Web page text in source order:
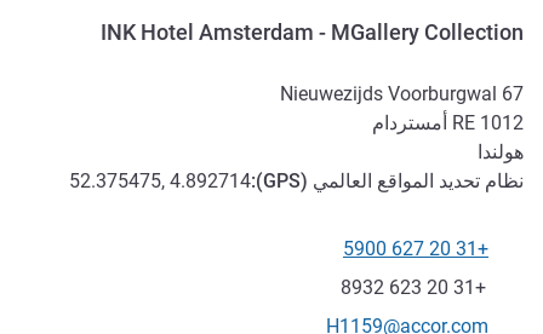
INK Hotel Amsterdam - MGallery Collection
Nieuwezijds Voorburgwal 67
1012 RE
أمستردام
هولندا
نظام تحديد المواقع العالمي (GPS
):
52.375475, 4.892714
الهاتف
+31 20 627 5900
فاكس
+31 20 623 8932
تواصل معنا عبر البريد الإلكتروني
H1159@accor.com